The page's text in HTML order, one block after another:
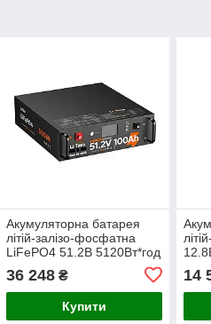
Акумуляторна батарея
літій-залізо-фосфатна
LiFePO4 51.2В 5120Вт*год
COM-16-S3U монтаж в
стійку 19" (44-00521)
36 248₴
Купити
14